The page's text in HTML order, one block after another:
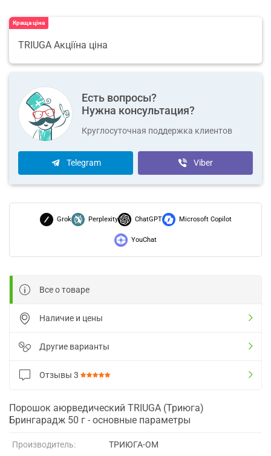
Краща ціна
TRIUGA Акціїна ціна
Есть вопросы?
Нужна консультация?
Круглосуточная поддержка клиентов
Telegram Viber
Grok Perplexity ChatGPT Microsoft Copilot
YouChat
Все о товаре
Наличие и цены
Другие варианты
Отзывы 3
Порошок аюрведический TRIUGA (Триюга)
Брингарадж 50 г - основные параметры
Производитель: ТРИЮГА-ОМ